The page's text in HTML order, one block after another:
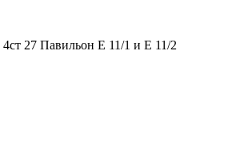
27 Павильон Е 11/1 и Е 11/2